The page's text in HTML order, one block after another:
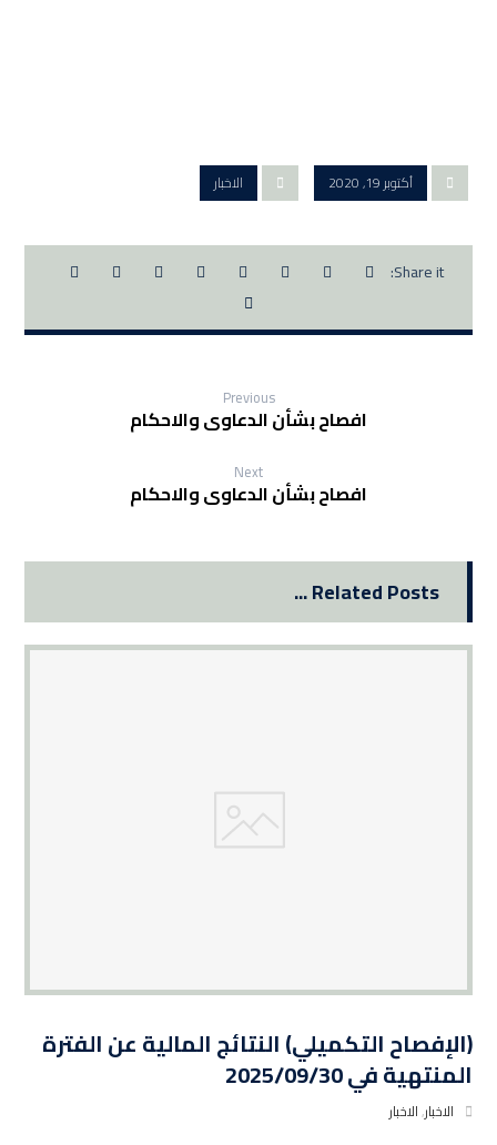
أكتوبر 19, 2020 الاخبار
Previous
افصاح بشأن الدعاوى والاحكام
Next
افصاح بشأن الدعاوى والاحكام
Related Posts ...
(الإفصاح التكميلي) النتائج المالية عن الفترة
المنتهية في 2025/09/30
الاخبار,الاخبار